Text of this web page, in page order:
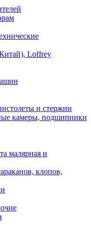
Loffrey
и стержни
камеры, подшипники
малярная и
клопов,